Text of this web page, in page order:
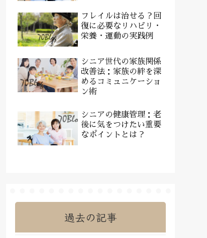
フレイルは治せる？回
復に必要なリハビリ・
栄養・運動の実践例
シニア世代の家族関係
改善法：家族の絆を深
めるコミュニケーショ
ン術
シニアの健康管理：老
後に気をつけたい重要
なポイントとは？
過去の記事